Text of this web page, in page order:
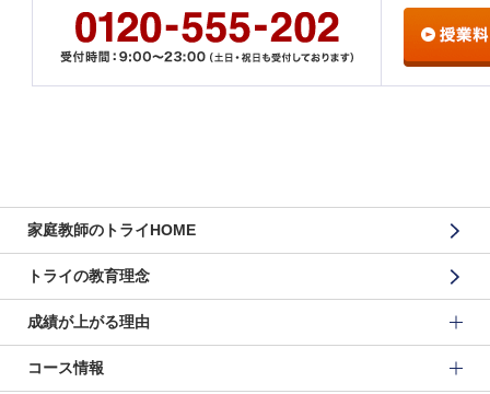
家庭教師のトライHOME
トライの教育理念
成績が上がる理由
コース情報